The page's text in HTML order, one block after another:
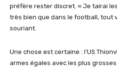
préfère rester discret. « Je tairai
très bien que dans le football, tout
souriant.
Une chose est certaine : l’US
armes égales avec les plus